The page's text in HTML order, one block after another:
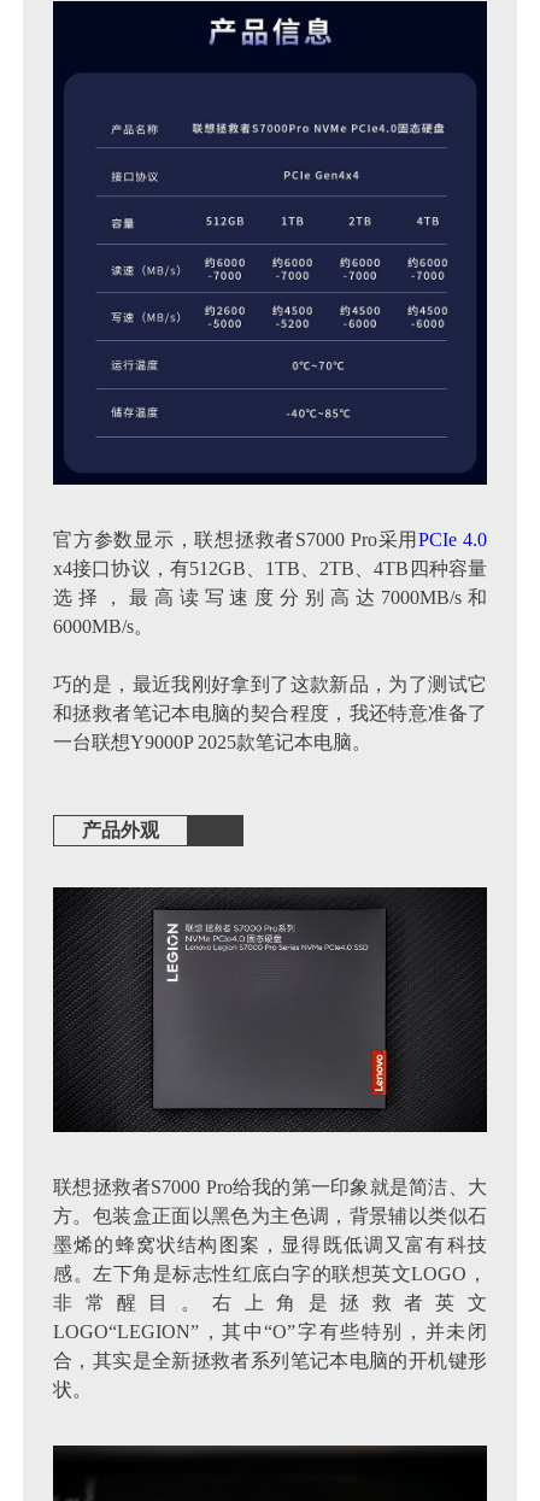
官方参数显示，联想拯救者S7000 Pro采用PCIe 4.0
x4接口协议，有512GB、1TB、2TB、4TB四种容量
选择，最高读写速度分别高达7000MB/s和
6000MB/s。
巧的是，最近我刚好拿到了这款新品，为了测试它
和拯救者笔记本电脑的契合程度，我还特意准备了
一台联想Y9000P 2025款笔记本电脑。
产品外观
联想拯救者S7000 Pro给我的第一印象就是简洁、大
方。包装盒正面以黑色为主色调，背景辅以类似石
墨烯的蜂窝状结构图案，显得既低调又富有科技
感。左下角是标志性红底白字的联想英文LOGO，
非常醒目。右上角是拯救者英文
LOGO“LEGION”，其中“O”字有些特别，并未闭
合，其实是全新拯救者系列笔记本电脑的开机键形
状。